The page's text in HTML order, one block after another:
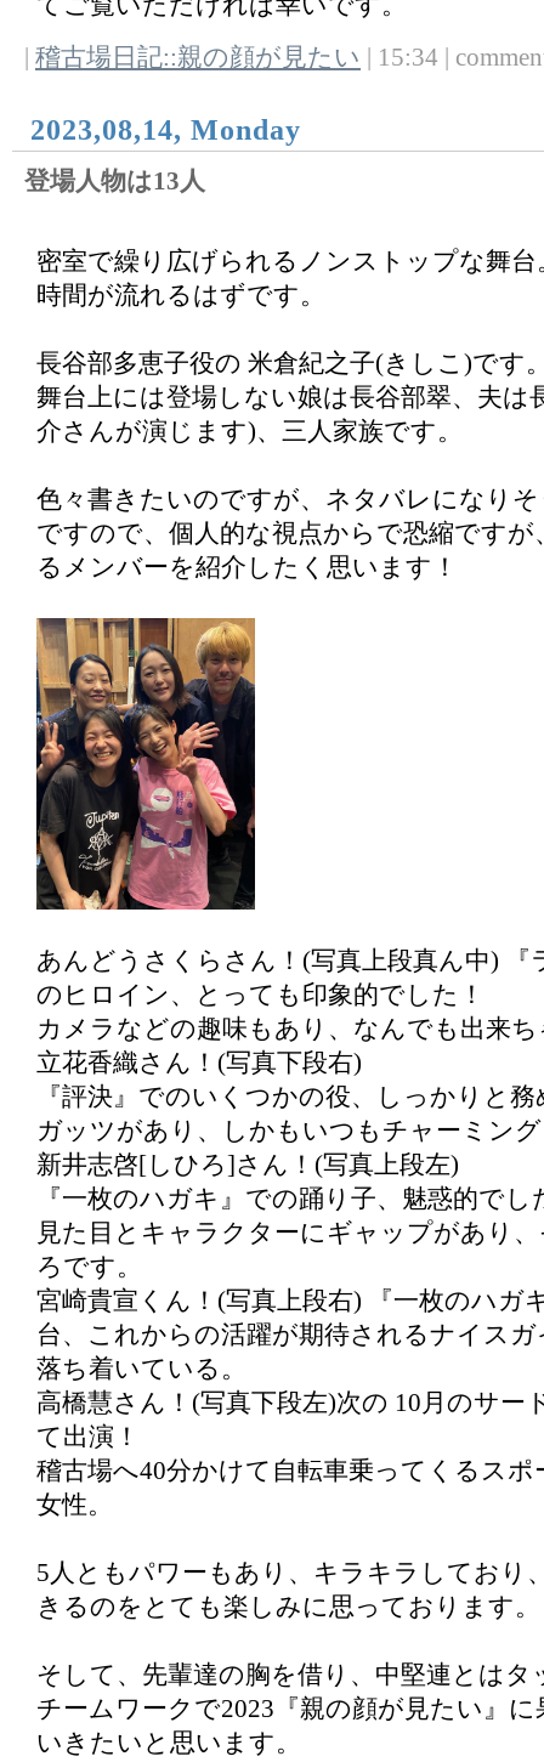
稽古場日記::親の顔が見たい | 15:34 |
2023,08,14, Monday
登場人物は13人
密室で繰り広げられるノンストップな舞
時間が流れるはずです。
長谷部多恵子役の 米倉紀之子(きしこ)です
舞台上には登場しない娘は長谷部翠、夫は
介さんが演じます)、三人家族です。
色々書きたいのですが、ネタバレになり
ですので、個人的な視点からで恐縮ですが
るメンバーを紹介したく思います！
あんどうさくらさん！(写真上段真ん中) 『
のヒロイン、とっても印象的でした！
カメラなどの趣味もあり、なんでも出来
立花香織さん！(写真下段右)
『評決』でのいくつかの役、しっかりと
ガッツがあり、しかもいつもチャーミン
新井志啓[しひろ]さん！(写真上段左)
『一枚のハガキ』での踊り子、魅惑的でし
見た目とキャラクターにギャップがあり
ろです。
宮崎貴宣くん！(写真上段右) 『一枚のハガ
台、これからの活躍が期待されるナイス
落ち着いている。
高橋慧さん！(写真下段左)次の 10月のサー
て出演！
稽古場へ40分かけて自転車乗ってくるスポ
女性。
5人ともパワーもあり、キラキラしており
きるのをとても楽しみに思っております。
そして、先輩達の胸を借り、中堅連とはタ
チームワークで2023『親の顔が見たい』
いきたいと思います。